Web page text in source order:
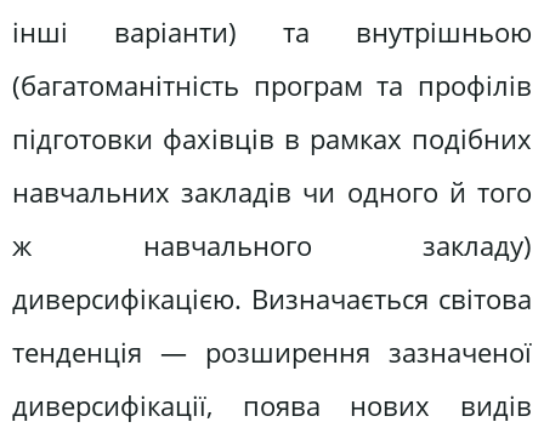
інші варіанти) та внутрішньою
(багатоманітність програм та профілів
підготовки фахівців в рамках подібних
навчальних закладів чи одного й того
ж навчального закладу)
диверсифікацією. Визначається світова
тенденція — розширення зазначеної
диверсифікації, поява нових видів